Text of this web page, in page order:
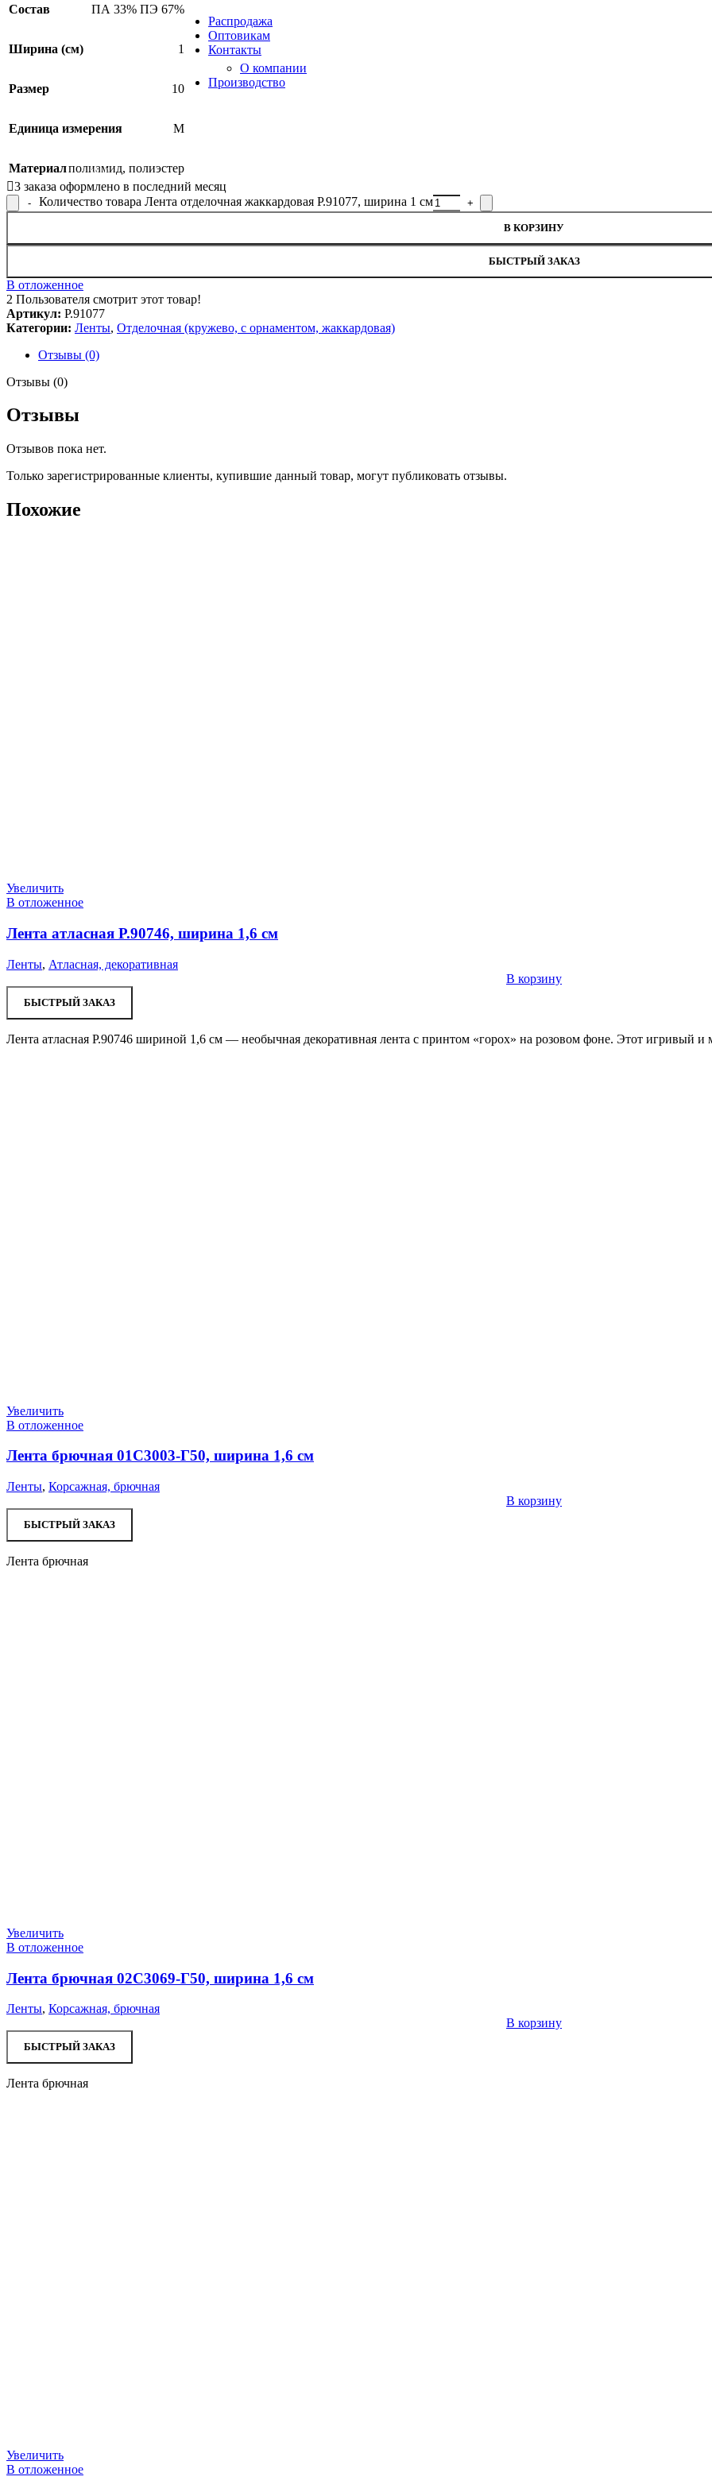
Распродажа
Оптовикам
Контакты
О компании
Производство
Состав ПА 33% ПЭ 67%
Ширина (см) 1
Размер 10
Единица измерения М
Материалполиамид, полиэстер
3 заказа оформлено в последний месяц
Количество товара Лента отделочная жаккардовая Р.91077, ширина 1 см
В КОРЗИНУ
БЫСТРЫЙ ЗАКАЗ
В отложенное
2 Пользователя смотрит этот товар!
Артикул: Р.91077
Категории: Ленты, Отделочная (кружево, с орнаментом, жаккардовая)
Отзывы (0)
Отзывы (0)
Отзывы
Отзывов пока нет.
Только зарегистрированные клиенты, купившие данный товар, могут публиковать отзывы.
Похожие
Увеличить
В отложенное
Лента атласная Р.90746, ширина 1,6 см
Ленты, Атласная, декоративная
В корзину
БЫСТРЫЙ ЗАКАЗ
Лента атласная Р.90746 шириной 1,6 см — необычная декоративная лента с принтом «горох» на розовом фоне. Этот игривый и
Увеличить
В отложенное
Лента брючная 01С3003-Г50, ширина 1,6 см
Ленты, Корсажная, брючная
В корзину
БЫСТРЫЙ ЗАКАЗ
Лента брючная
Увеличить
В отложенное
Лента брючная 02С3069-Г50, ширина 1,6 см
Ленты, Корсажная, брючная
В корзину
БЫСТРЫЙ ЗАКАЗ
Лента брючная
Увеличить
В отложенное
SALE